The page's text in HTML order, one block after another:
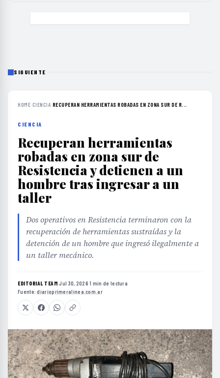
SIGUIENTE
HOME›CIENCIA› RECUPERAN HERRAMIENTAS ROBADAS EN ZONA SUR DE R...
CIENCIA
Recuperan herramientas
robadas en zona sur de
Resistencia y detienen a un
hombre tras ingresar a un
taller
Dos operativos en Resistencia terminaron con la
recuperación de herramientas sustraídas y la
detención de un hombre que ingresó ilegalmente a
un taller mecánico.
EDITORIAL TEAM·Jul 30, 2026·1 min de lectura·
Fuente:diarioprimeralinea.com.ar